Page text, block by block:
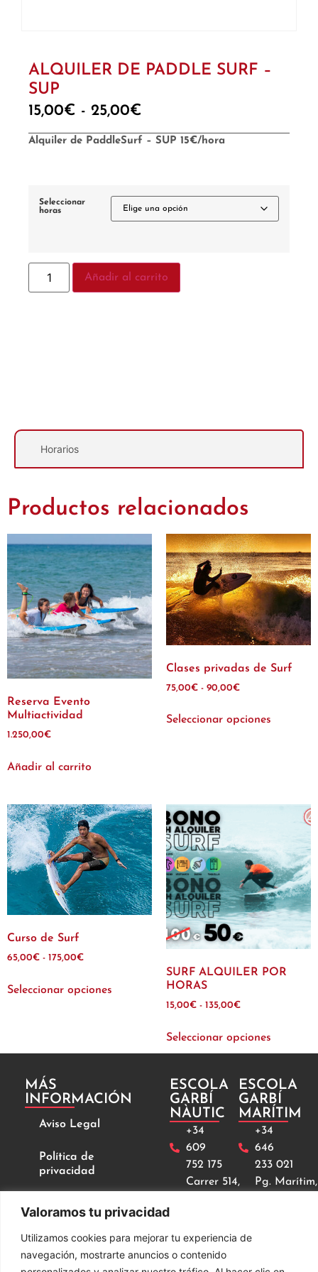
Valoramos tu privacidad
Utilizamos cookies para mejorar tu experiencia de
navegación, mostrarte anuncios o contenido
ALQUILER DE PADDLE SURF –
SUP
15,00€ - 25,00€
Alquiler de PaddleSurf – SUP 15€/hora
Seleccionar
horas
Añadir al carrito
Horarios
Productos relacionados
Reserva Evento
Multiactividad
1.250,00€
Añadir al carrito
Clases privadas de Surf
75,00€ - 90,00€
Seleccionar opciones
Curso de Surf
65,00€ - 175,00€
Seleccionar opciones
SURF ALQUILER POR
HORAS
15,00€ - 135,00€
Seleccionar opciones
MÁS
INFORMACIÓN
Aviso Legal
Política de
privacidad
condiciones de uso
ESCOLA
GARBÍ
NÀUTIC
+34
609
752 175
Carrer 514,
Castelldefels
ESCOLA
GARBÍ
MARÍTIM
+34
646
233 021
Pg. Marítim,